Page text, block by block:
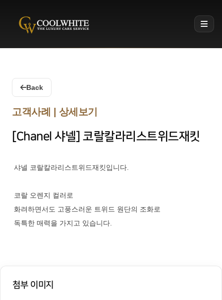
Coolwhite
Back
고객사례 | 상세보기
[Chanel 샤넬] 코랄칼라리스트위드재킷
샤넬 코랄칼라리스트위드재킷입니다.
코랄 오렌지 컬러로
화려하면서도 고풍스러운 트위드 원단의 조화로
첨부 이미지